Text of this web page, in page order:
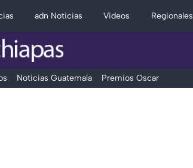
adn Noticias Videos Regionales
Noticias Guatemala Premios Oscar